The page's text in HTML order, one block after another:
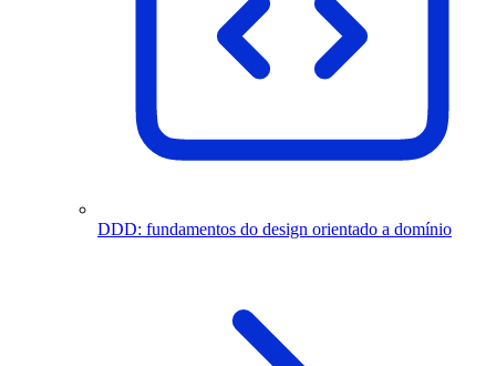
DDD: fundamentos do design orientado a domínio